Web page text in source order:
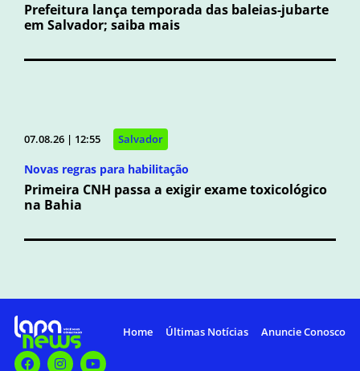
Prefeitura lança temporada das baleias-jubarte
em Salvador; saiba mais
07.08.26 | 12:55 Salvador
Novas regras para habilitação
Primeira CNH passa a exigir exame toxicológico
na Bahia
Home Últimas Notícias Anuncie Conosco